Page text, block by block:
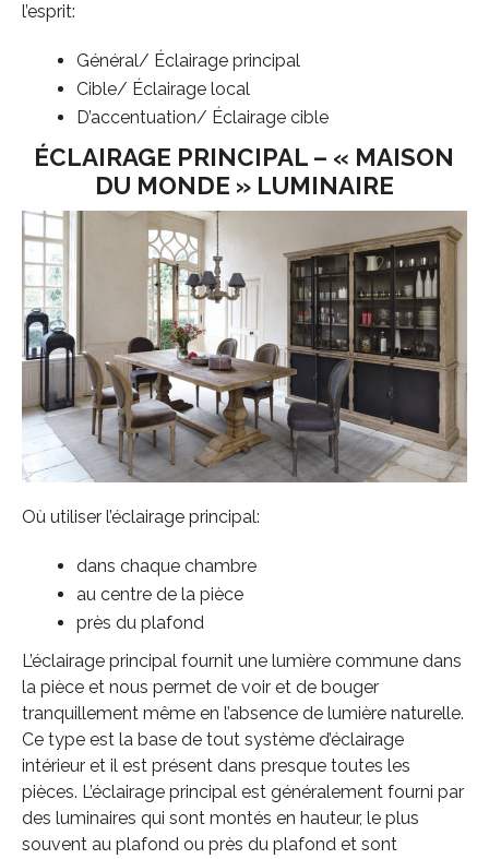
l’esprit:
Général/ Éclairage principal
Cible/ Éclairage local
D’accentuation/ Éclairage cible
ÉCLAIRAGE PRINCIPAL – « MAISON
DU MONDE » LUMINAIRE
Où utiliser l’éclairage principal:
dans chaque chambre
au centre de la pièce
près du plafond
L’éclairage principal fournit une lumière commune dans
la pièce et nous permet de voir et de bouger
tranquillement même en l’absence de lumière naturelle.
Ce type est la base de tout système d’éclairage
intérieur et il est présent dans presque toutes les
pièces. L’éclairage principal est généralement fourni par
des luminaires qui sont montés en hauteur, le plus
souvent au plafond ou près du plafond et sont